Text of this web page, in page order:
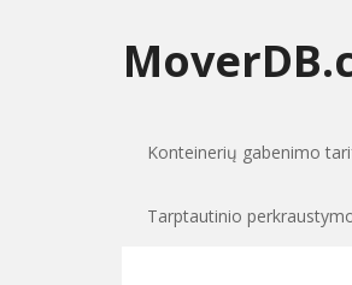
Konteinerių gabenimo
Tarptautinio